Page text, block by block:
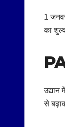
1
का
से